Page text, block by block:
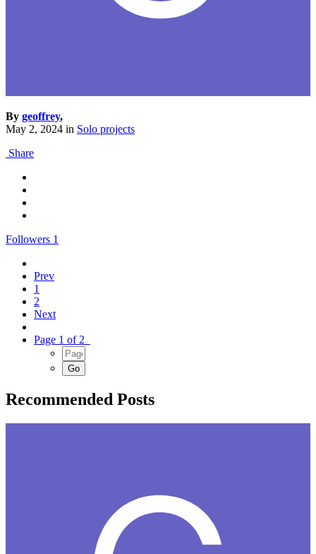
By geoffrey,
May 2, 2024 in Solo projects
Share
Followers 1
Prev
1
2
Next
Page 1 of 2
Recommended Posts